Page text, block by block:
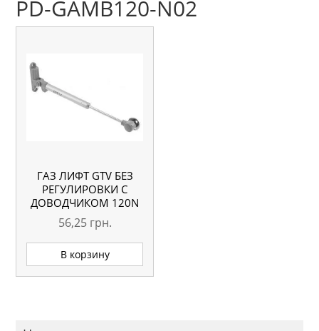
PD-GAMB120-N02
ГАЗ ЛИФТ GTV БЕЗ
РЕГУЛИРОВКИ С
ДОВОДЧИКОМ 120N
56,25 грн.
В корзину